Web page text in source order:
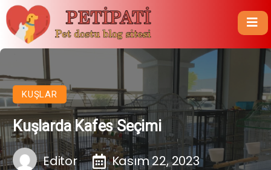
KUŞLAR
Kuşlarda Kafes Seçimi
Editor Kasım 22, 2023